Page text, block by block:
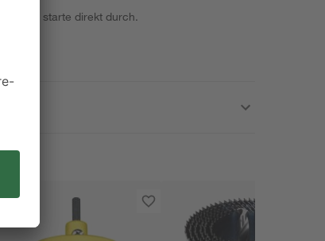
und starte direkt durch.